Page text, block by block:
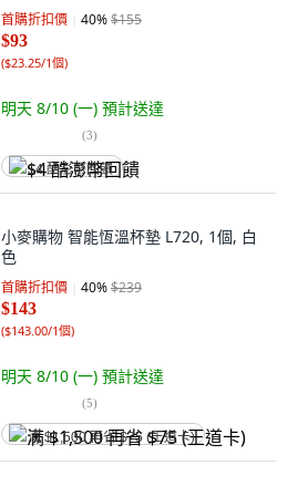
首購折扣價 40%$155
$93
($23.25/1個)
明天 8/10 (一) 預計送達
(3)
$4 酷澎幣回饋
小麥購物 智能恆溫杯墊 L720, 1個, 白
色
首購折扣價 40%$239
$143
($143.00/1個)
明天 8/10 (一) 預計送達
(5)
满 $1,500 再省 $75 (王道卡)